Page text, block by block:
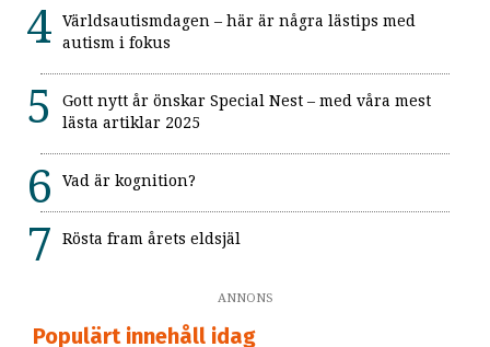
Världsautismdagen – här är några lästips med
autism i fokus
Gott nytt år önskar Special Nest – med våra mest
lästa artiklar 2025
Vad är kognition?
Rösta fram årets eldsjäl
ANNONS
Populärt innehåll idag